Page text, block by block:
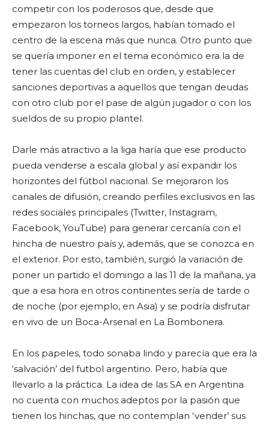
competir con los poderosos que, desde que
empezaron los torneos largos, habían tomado el
centro de la escena más que nunca. Otro punto que
se quería imponer en el tema económico era la de
tener las cuentas del club en orden, y establecer
sanciones deportivas a aquellos que tengan deudas
con otro club por el pase de algún jugador o con los
sueldos de su propio plantel.
Darle más atractivo a la liga haría que ese producto
pueda venderse a escala global y así expandir los
horizontes del fútbol nacional. Se mejoraron los
canales de difusión, creando perfiles exclusivos en las
redes sociales principales (Twitter, Instagram,
Facebook, YouTube) para generar cercanía con el
hincha de nuestro país y, además, que se conozca en
el exterior. Por esto, también, surgió la variación de
poner un partido el domingo a las 11 de la mañana, ya
que a esa hora en otros continentes sería de tarde o
de noche (por ejemplo, en Asia) y se podría disfrutar
en vivo de un Boca-Arsenal en La Bombonera.
En los papeles, todo sonaba lindo y parecía que era la
‘salvación’ del futbol argentino. Pero, había que
llevarlo a la práctica. La idea de las SA en Argentina
no cuenta con muchos adeptos por la pasión que
tienen los hinchas, que no contemplan ‘vender’ sus